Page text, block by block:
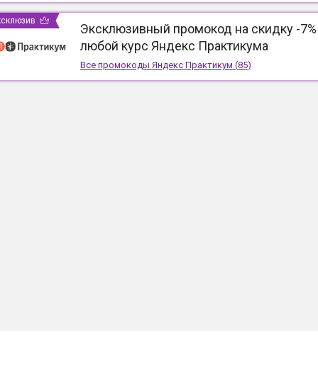
Эксклюзивный промокод на скидку -7%
любой курс Яндекс Практикума
Все промокоды Яндекс Практикум (85)